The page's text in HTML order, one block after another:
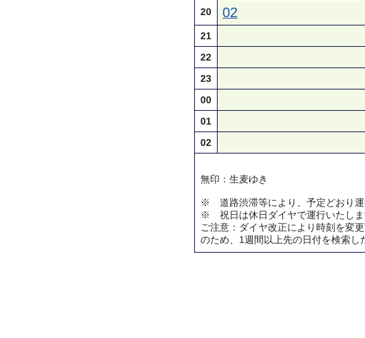
20 02
21
22
23
00
01
02
無印：生麦ゆき
※ 道路渋滞等により、予定どおり運
※ 祝日は休日ダイヤで運行いたしま
ご注意：ダイヤ改正により時刻を変
のため、1週間以上先の日付を検索し